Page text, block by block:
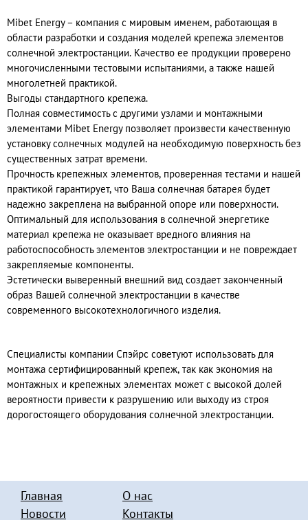
Mibet Energy – компания с мировым именем, работающая в
области разработки и создания моделей крепежа элементов
солнечной электростанции. Качество ее продукции проверено
многочисленными тестовыми испытаниями, а также нашей
многолетней практикой.
Выгоды стандартного крепежа.
Полная совместимость с другими узлами и монтажными
элементами Mibet Energy позволяет произвести качественную
установку солнечных модулей на необходимую поверхность без
существенных затрат времени.
Прочность крепежных элементов, проверенная тестами и нашей
практикой гарантирует, что Ваша солнечная батарея будет
надежно закреплена на выбранной опоре или поверхности.
Оптимальный для использования в солнечной энергетике
материал крепежа не оказывает вредного влияния на
работоспособность элементов электростанции и не повреждает
закрепляемые компоненты.
Эстетически выверенный внешний вид создает законченный
образ Вашей солнечной электростанции в качестве
современного высокотехнологичного изделия.
Специалисты компании Спэйрс советуют использовать для
монтажа сертифицированный крепеж, так как экономия на
монтажных и крепежных элементах может с высокой долей
вероятности привести к разрушению или выходу из строя
дорогостоящего оборудования солнечной электростанции.
Главная
Новости
О нас
Контакты